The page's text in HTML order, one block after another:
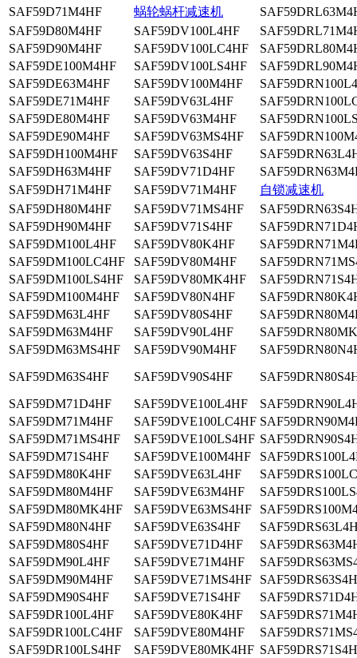
SAF59D71M4HF
蜗轮蜗杆减速机
SAF59D80M4HF
SAF59DV100L4HF
SAF59D90M4HF
SAF59DV100LC4HF
SAF59DE100M4HF
SAF59DV100LS4HF
SAF59DE63M4HF
SAF59DV100M4HF
SAF59DE71M4HF
SAF59DV63L4HF
SAF59DE80M4HF
SAF59DV63M4HF
SAF59DE90M4HF
SAF59DV63MS4HF
SAF59DH100M4HF
SAF59DV63S4HF
SAF59DH63M4HF
SAF59DV71D4HF
SAF59DH71M4HF
SAF59DV71M4HF
自锁减速机
SAF59DH80M4HF
SAF59DV71MS4HF
SAF59DH90M4HF
SAF59DV71S4HF
SAF59DM100L4HF
SAF59DV80K4HF
SAF59DM100LC4HF
SAF59DV80M4HF
SAF59DM100LS4HF
SAF59DV80MK4HF
SAF59DM100M4HF
SAF59DV80N4HF
SAF59DM63L4HF
SAF59DV80S4HF
SAF59DM63M4HF
SAF59DV90L4HF
SAF59DM63MS4HF
SAF59DV90M4HF
SAF59DM63S4HF
SAF59DV90S4HF
SAF59DM71D4HF
SAF59DVE100L4HF
SAF59DM71M4HF
SAF59DVE100LC4HF
SAF59DM71MS4HF
SAF59DVE100LS4HF
SAF59DM71S4HF
SAF59DVE100M4HF
SAF59DM80K4HF
SAF59DVE63L4HF
SAF59DM80M4HF
SAF59DVE63M4HF
SAF59DM80MK4HF
SAF59DVE63MS4HF
SAF59DM80N4HF
SAF59DVE63S4HF
SAF59DM80S4HF
SAF59DVE71D4HF
SAF59DM90L4HF
SAF59DVE71M4HF
SAF59DM90M4HF
SAF59DVE71MS4HF
SAF59DM90S4HF
SAF59DVE71S4HF
SAF59DR100L4HF
SAF59DVE80K4HF
SAF59DR100LC4HF
SAF59DVE80M4HF
SAF59DR100LS4HF
SAF59DVE80MK4HF